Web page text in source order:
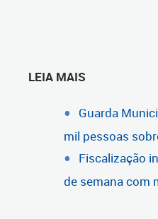
LEIA MAIS
Guarda
mil pessoas
Fiscalização
de semana com